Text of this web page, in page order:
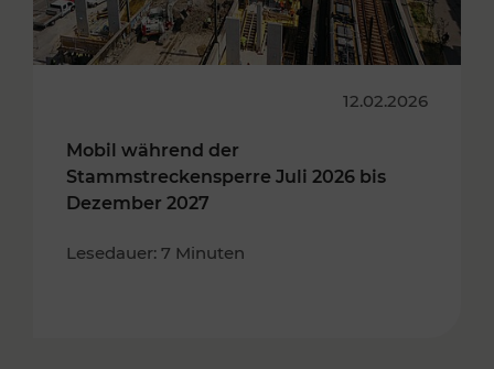
12.02.2026
Mobil während der
Stammstreckensperre Juli 2026 bis
Dezember 2027
Lesedauer: 7 Minuten